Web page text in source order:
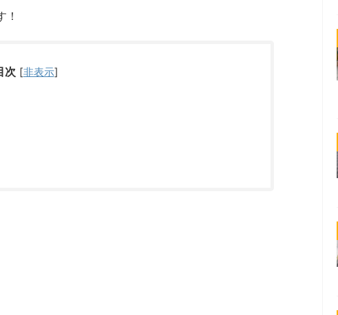
次 [非表示]